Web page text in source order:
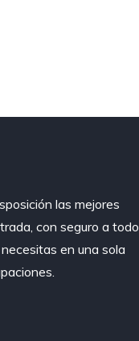
las mejores
con seguro a todo
en una sola